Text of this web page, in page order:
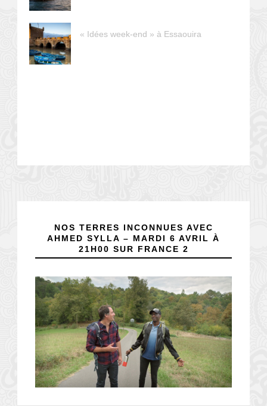
« Idées week-end » à Essaouira
NOS TERRES INCONNUES AVEC
AHMED SYLLA – MARDI 6 AVRIL À
21H00 SUR FRANCE 2